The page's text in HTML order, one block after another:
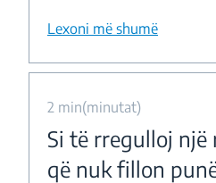
Lexoni më shumë
2 min(minutat)
Si të rregulloj një
që nuk fillon